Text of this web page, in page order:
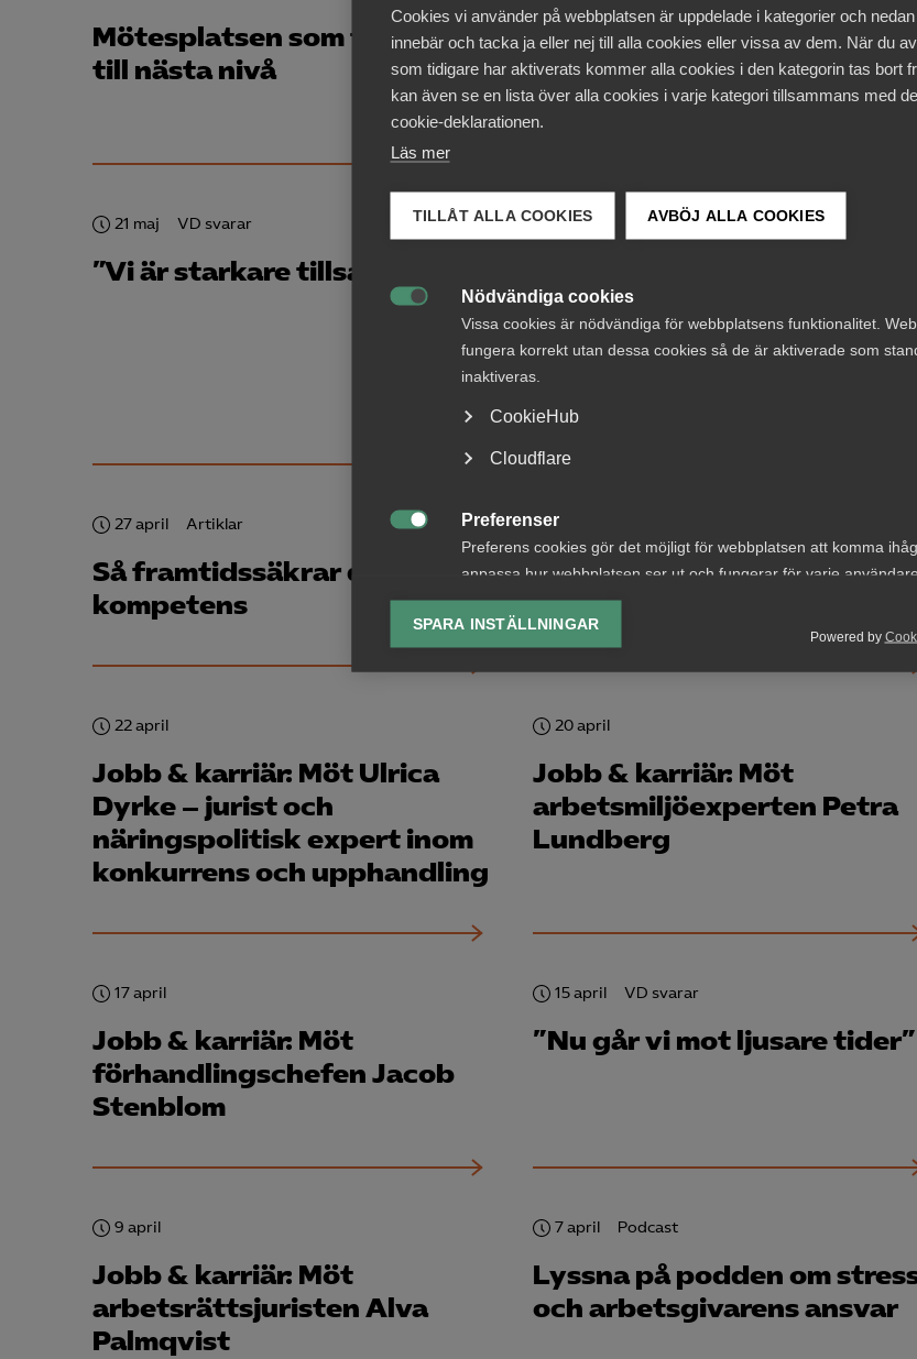
Cookies vi använder på webbplatsen är uppdelade i kategorier och
innebär och tacka ja eller nej till alla cookies eller vissa av dem. När du
som tidigare har aktiverats kommer alla cookies i den kategorin tas bort
kan även se en lista över alla cookies i varje kategori tillsammans med
cookie-deklarationen.
Läs mer
TILLÅT ALLA COOKIES AVBÖJ ALLA COOKIES
Nödvändiga cookies
Vissa cookies är nödvändiga för webbplatsens funktionalitet.
fungera korrekt utan dessa cookies så de är aktiverade som
inaktiveras.
CookieHub
Cloudflare
Preferenser
Preferens cookies gör det möjligt för webbplatsen att komma
anpassa hur webbplatsen ser ut och fungerar för varje
lagring av vald valuta, region, språk eller färgschema.

Analys-cookies
Analyseringscookies hjälper oss förbättra webbplatsen genom att
Microsoft Clarity

Marknadsförings-cookies
Marknadsförings-cookies används för att spåra gester på olika
Meta Pixel
YouTube
Powered by
SPARA INSTÄLLNINGAR
Mötesplatsen som tar vd:ar
till nästa nivå
Almegas vd listad som en av
närings­livets mäktigaste
kvinnor
21 maj VD svarar
”Vi är starkare tillsammans”
12 maj Pressmeddelanden
sektorns kompetensbehov
27 april Artiklar
Så framtidssäkrar du din
kompetens
23 april
Kvalificerade jobb + gig =
sant?
22 april
Jobb & karriär: Möt Ulrica
Dyrke – jurist och
näringspolitisk expert inom
konkurrens och upphandling
20 april
Jobb & karriär: Möt
arbetsmiljöexperten Petra
Lundberg
17 april
Jobb & karriär: Möt
förhandlingschefen Jacob
Stenblom
15 april VD svarar
”Nu går vi mot ljusare tider”
9 april
Jobb & karriär: Möt
arbetsrättsjuristen Alva
Palmqvist
7 april Podcast
Lyssna på podden om
och arbetsgivarens ansvar